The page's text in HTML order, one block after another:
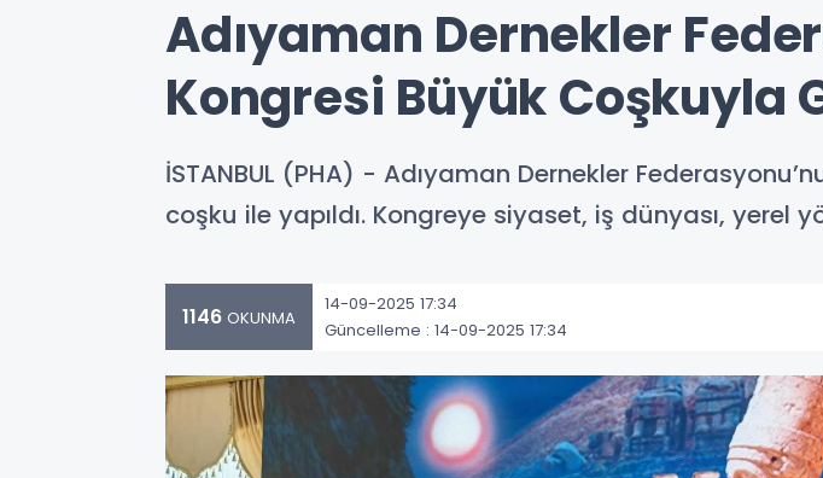
Adıyaman Dernekler
Kongresi Büyük Coşkuyla
İSTANBUL (PHA) - Adıyaman Dernekler
coşku ile yapıldı. Kongreye siyaset, iş dünyası, yerel
1146 OKUNMA
14-09-2025 17:34
Güncelleme : 14-09-2025 17:34